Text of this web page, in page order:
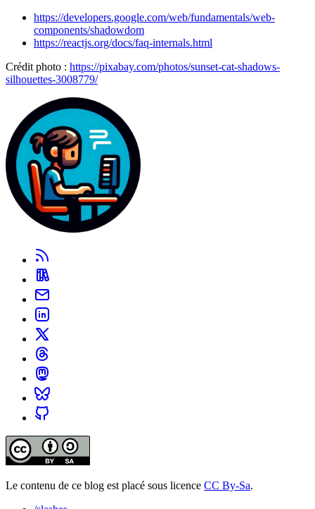
https://developers.google.com/web/fundamentals/web-
components/shadowdom
https://reactjs.org/docs/faq-internals.html
Crédit photo : https://pixabay.com/photos/sunset-cat-shadows-
silhouettes-3008779/
Le contenu de ce blog est placé sous licence CC By-Sa.